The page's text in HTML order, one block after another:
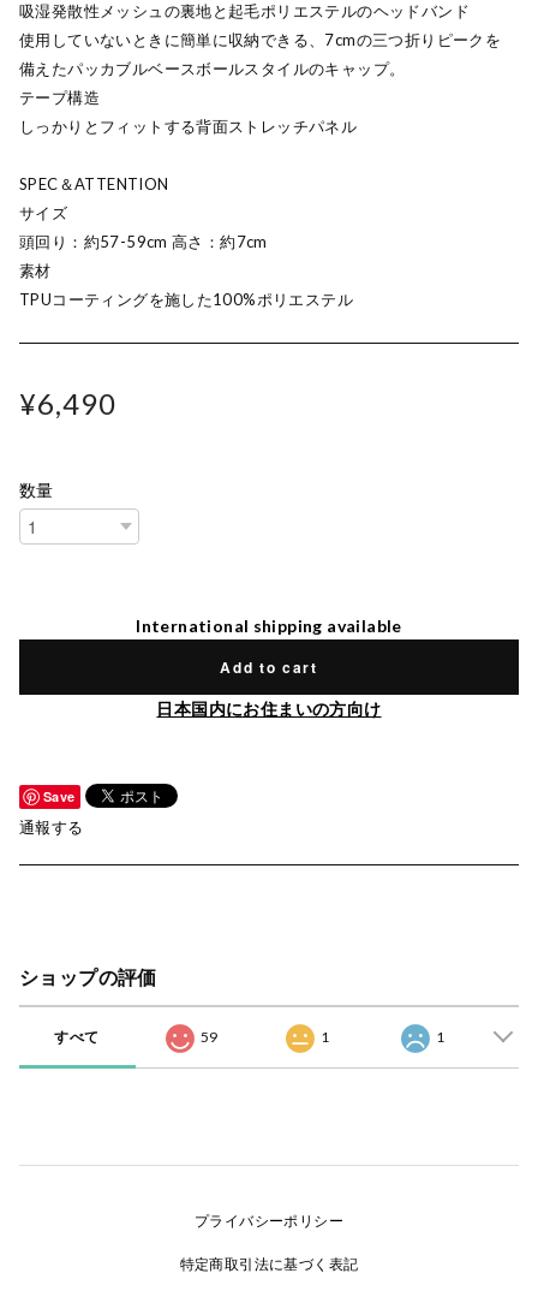
吸湿発散性メッシュの裏地と起毛ポリエステルのヘッドバンド
使用していないときに簡単に収納できる、7cmの三つ折りピークを
備えたパッカブルベースボールスタイルのキャップ。
テープ構造
しっかりとフィットする背面ストレッチパネル
SPEC＆ATTENTION
サイズ
頭回り：約57-59cm 高さ：約7cm
素材
TPUコーティングを施した100%ポリエステル
¥6,490
数量
International shipping available
Add to cart
日本国内にお住まいの方向け
Save
通報する
ショップの評価
すべて 59 1 1
プライバシーポリシー
特定商取引法に基づく表記